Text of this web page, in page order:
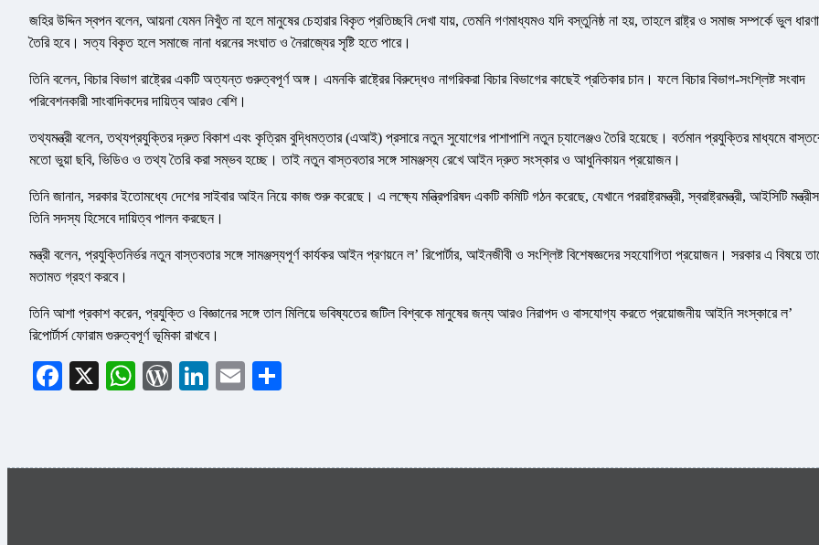
জহির উদ্দিন স্বপন বলেন, আয়না যেমন নিখুঁত না হলে মানুষের চেহারার বিকৃত প্রতিচ্ছবি দেখা যায়, তেমনি গণমাধ্যমও যদি বস্তুনিষ্ঠ না হয়, তাহলে রাষ্ট্র ও সমাজ সম্পর্কে ভুল ধারণা
তৈরি হবে। সত্য বিকৃত হলে সমাজে নানা ধরনের সংঘাত ও নৈরাজ্যের সৃষ্টি হতে পারে।
তিনি বলেন, বিচার বিভাগ রাষ্ট্রের একটি অত্যন্ত গুরুত্বপূর্ণ অঙ্গ। এমনকি রাষ্ট্রের বিরুদ্ধেও নাগরিকরা বিচার বিভাগের কাছেই প্রতিকার চান। ফলে বিচার বিভাগ-সংশ্লিষ্ট সংবাদ
পরিবেশনকারী সাংবাদিকদের দায়িত্ব আরও বেশি।
তথ্যমন্ত্রী বলেন, তথ্যপ্রযুক্তির দ্রুত বিকাশ এবং কৃত্রিম বুদ্ধিমত্তার (এআই) প্রসারে নতুন সুযোগের পাশাপাশি নতুন চ্যালেঞ্জও তৈরি হয়েছে। বর্তমান প্রযুক্তির মাধ্যমে
মতো ভুয়া ছবি, ভিডিও ও তথ্য তৈরি করা সম্ভব হচ্ছে। তাই নতুন বাস্তবতার সঙ্গে সামঞ্জস্য রেখে আইন দ্রুত সংস্কার ও আধুনিকায়ন প্রয়োজন।
তিনি জানান, সরকার ইতোমধ্যে দেশের সাইবার আইন নিয়ে কাজ শুরু করেছে। এ লক্ষ্যে মন্ত্রিপরিষদ একটি কমিটি গঠন করেছে, যেখানে পররাষ্ট্রমন্ত্রী, স্বরাষ্ট্রমন্ত্রী, আইসিটি
তিনি সদস্য হিসেবে দায়িত্ব পালন করছেন।
মন্ত্রী বলেন, প্রযুক্তিনির্ভর নতুন বাস্তবতার সঙ্গে সামঞ্জস্যপূর্ণ কার্যকর আইন প্রণয়নে ল’ রিপোর্টার, আইনজীবী ও সংশ্লিষ্ট বিশেষজ্ঞদের সহযোগিতা প্রয়োজন। সরকার এ বিষয়ে
মতামত গ্রহণ করবে।
তিনি আশা প্রকাশ করেন, প্রযুক্তি ও বিজ্ঞানের সঙ্গে তাল মিলিয়ে ভবিষ্যতের জটিল বিশ্বকে মানুষের জন্য আরও নিরাপদ ও বাসযোগ্য করতে প্রয়োজনীয় আইনি সংস্কারে ল’
রিপোর্টার্স ফোরাম গুরুত্বপূর্ণ ভূমিকা রাখবে।
Facebook
X WhatsApp
WordPress
LinkedIn
Email